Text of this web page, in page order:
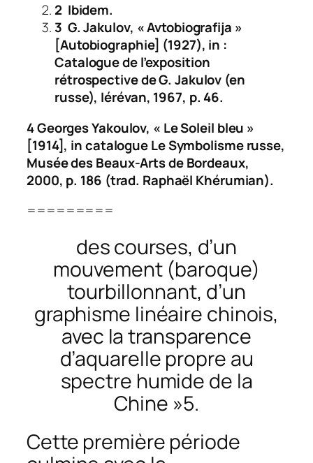
2 Ibidem.
3 G. Jakulov, « Avtobiografija »
[Autobiographie] (1927), in :
Catalogue de l’exposition
rétrospective de G. Jakulov (en
russe), Iérévan, 1967, p. 46.
4 Georges Yakoulov, « Le Soleil bleu »
[1914], in catalogueLe Symbolisme russe,
Musée des Beaux-Arts de Bordeaux,
2000, p. 186 (trad. Raphaël Khérumian).
=========
des courses, d’un
mouvement (baroque)
tourbillonnant, d’un
graphisme linéaire chinois,
avec la transparence
d’aquarelle propre au
spectre humide de la
Chine »5.
Cette première période